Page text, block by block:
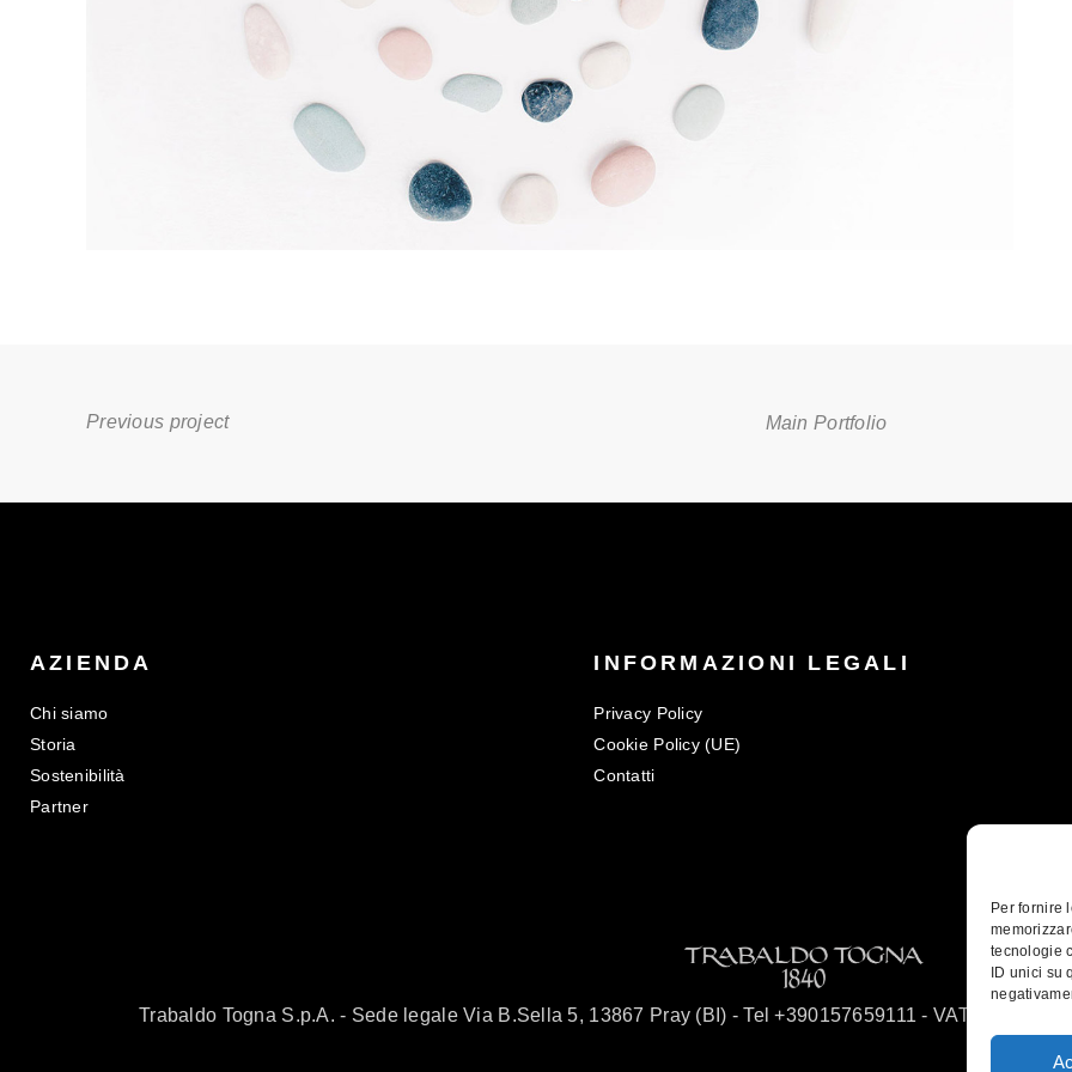
Per fornire
tecnologie
ID unici su
Previous project Main Portfolio
AZIENDA
Chi siamo
Storia
Sostenibilità
Partner
INFORMAZIONI LEGALI
Privacy Policy
Cookie Policy (UE)
Contatti
Trabaldo Togna S.p.A. - Sede legale Via B.Sella 5, 13867 Pray (BI) - Tel +390157659111 - VAT